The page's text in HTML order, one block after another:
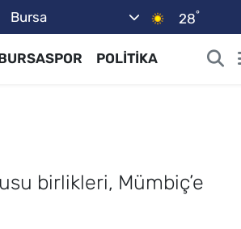
Bursa 28°
POLİTİKA
birlikleri, Mümbiç’e